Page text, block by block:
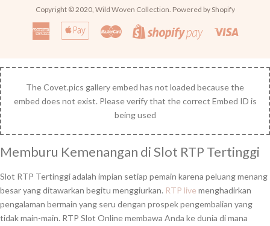
Copyright © 2020, Wild Woven Collection . Powered by Shopify
American
Express
Apple
Pay
Master
Shopify
Memburu Kemenangan di Slot RTP Tertinggi
Slot RTP Tertinggi adalah impian setiap pemain karena peluang menang
besar yang ditawarkan begitu menggiurkan. RTP live menghadirkan
pengalaman bermain yang seru dengan prospek pengembalian yang
tidak main-main. RTP Slot Online membawa Anda ke dunia di mana